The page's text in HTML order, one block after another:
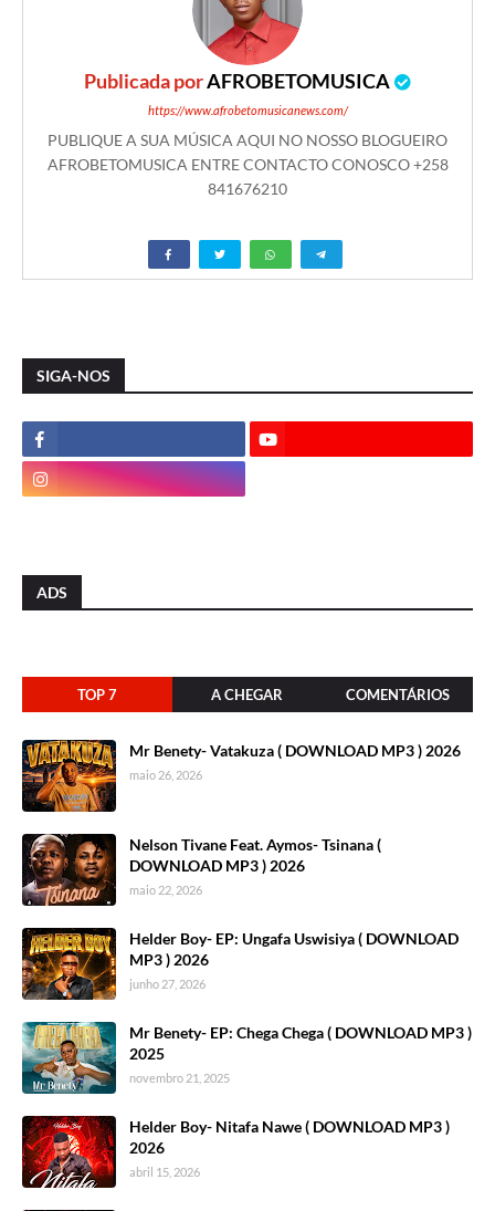
Publicada porAFROBETOMUSICA
https://www.afrobetomusicanews.com/
PUBLIQUE A SUA MÚSICA AQUI NO NOSSO BLOGUEIRO
AFROBETOMUSICA ENTRE CONTACTO CONOSCO +258
841676210
SIGA-NOS
ADS
TOP 7 A CHEGAR COMENTÁRIOS
Mr Benety- Vatakuza ( DOWNLOAD MP3 ) 2026
maio 26, 2026
Nelson Tivane Feat. Aymos- Tsinana (
DOWNLOAD MP3 ) 2026
maio 22, 2026
Helder Boy- EP: Ungafa Uswisiya ( DOWNLOAD
MP3 ) 2026
junho 27, 2026
Mr Benety- EP: Chega Chega ( DOWNLOAD MP3 )
2025
novembro 21, 2025
Helder Boy- Nitafa Nawe ( DOWNLOAD MP3 )
2026
abril 15, 2026